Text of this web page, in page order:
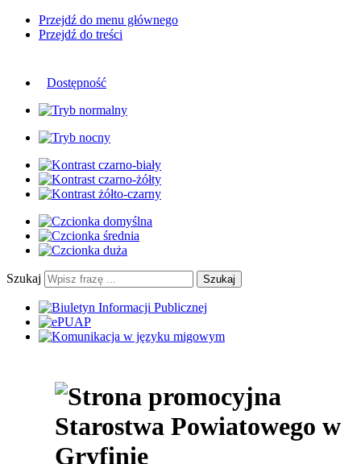
Przejdź do menu głównego
Przejdź do treści
Dostępność
Szukaj Szukaj